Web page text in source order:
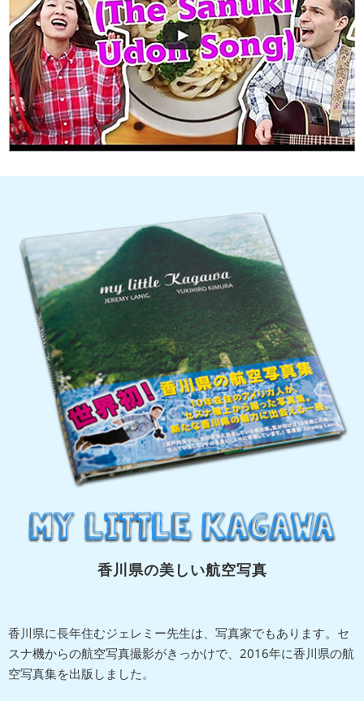
香川県の美しい航空写真
香川県に長年住むジェレミー先生は、写真家でもあります。セ
スナ機からの航空写真撮影がきっかけで、2016年に香川県の航
空写真集を出版しました。